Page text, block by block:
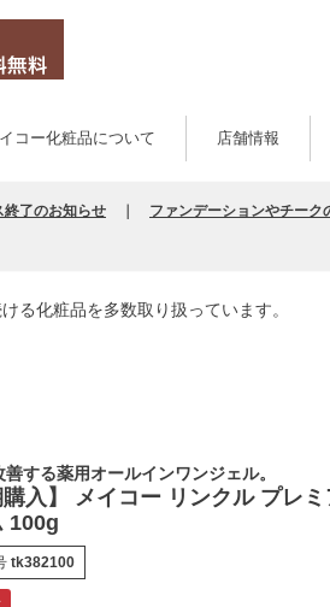
コー化粧品について 店舗情報
終了のお知らせ
ファンデーションやチーク
る化粧品を多数取り扱っています。
善する薬用オールインワンジェル。
購入】 メイコー リンクル プレ
100g
tk382100